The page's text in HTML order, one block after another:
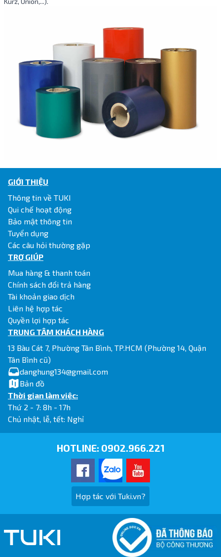
GIỚI THIỆU
Thông tin về TUKI
Qui chế hoạt động
Bảo mật thông tin
Tuyển dụng
Các câu hỏi thường gặp
TRỢ GIÚP
Mua hàng & thanh toán
Chính sách đổi trả hàng
Tài khoản giao dịch
Liên hệ hợp tác
Quyền lợi hợp tác
TRUNG TÂM KHÁCH HÀNG
13 Bàu Cát 7, Phường Tân Bình, TP.HCM (Phường 14, Quận
Tân Bình cũ)
danghung134@gmail.com
Bản đồ
Thời gian làm việc:
Thứ 2 - 7: 8h - 17h
Chủ nhật, lễ, tết: Nghỉ
HOTLINE: 0902.966.221
Hợp tác với Tuki.vn?